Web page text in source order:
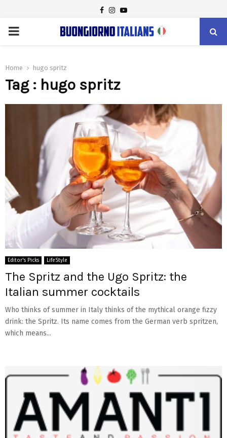
FACEBOOK
INSTAGRAM
YOUTUBE
PRIMARY
Home hugo spritz
Tag : hugo spritz
Editor's Picks LifeStyle
The Spritz and the Ugo Spritz: the
Italian summer cocktails
Who thinks of summer in Italy thinks of the mythical orange fizzy
drink: the Spritz. Its name comes from the German verb spritzen,
which means...